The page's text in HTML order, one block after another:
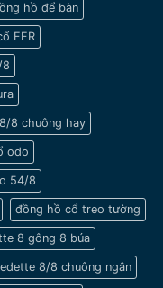
hồ để bàn
FFR
8 chuông hay
odo
54/8
đồng hồ cổ treo tường
8 gông 8 búa
8/8 chuông ngân